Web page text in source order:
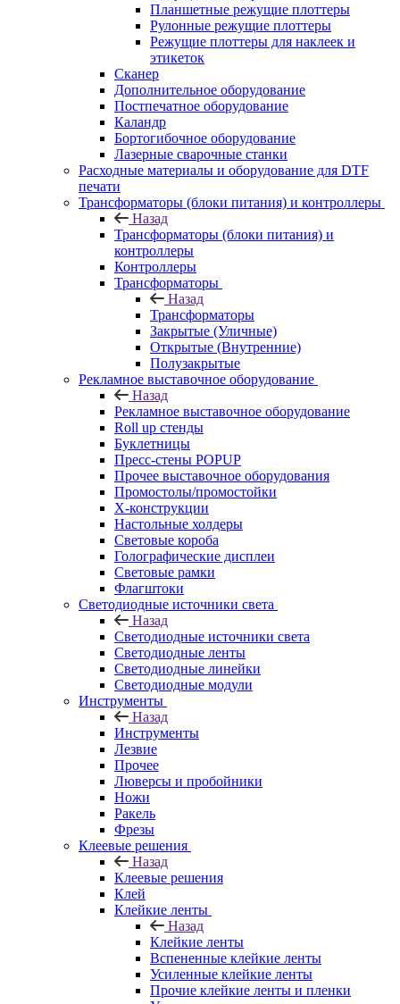
Планшетные режущие плоттеры
Рулонные режущие плоттеры
Режущие плоттеры для наклеек и
этикеток
Сканер
Дополнительное оборудование
Постпечатное оборудование
Каландр
Бортогибочное оборудование
Лазерные сварочные станки
Расходные материалы и оборудование для DTF
печати
Трансформаторы (блоки питания) и контроллеры
Назад
Трансформаторы (блоки питания) и
контроллеры
Контроллеры
Трансформаторы
Назад
Трансформаторы
Закрытые (Уличные)
Открытые (Внутренние)
Полузакрытые
Рекламное выставочное оборудование
Назад
Рекламное выставочное оборудование
Roll up стенды
Буклетницы
Пресс-стены POPUP
Прочее выставочное оборудования
Промостолы/промостойки
Х-конструкции
Настольные холдеры
Световые короба
Голографические дисплеи
Световые рамки
Флагштоки
Светодиодные источники света
Назад
Светодиодные источники света
Светодиодные ленты
Светодиодные линейки
Светодиодные модули
Инструменты
Назад
Инструменты
Лезвие
Прочее
Люверсы и пробойники
Ножи
Ракель
Фрезы
Клеевые решения
Назад
Клеевые решения
Клей
Клейкие ленты
Назад
Клейкие ленты
Вспененные клейкие ленты
Усиленные клейкие ленты
Прочие клейкие ленты и пленки